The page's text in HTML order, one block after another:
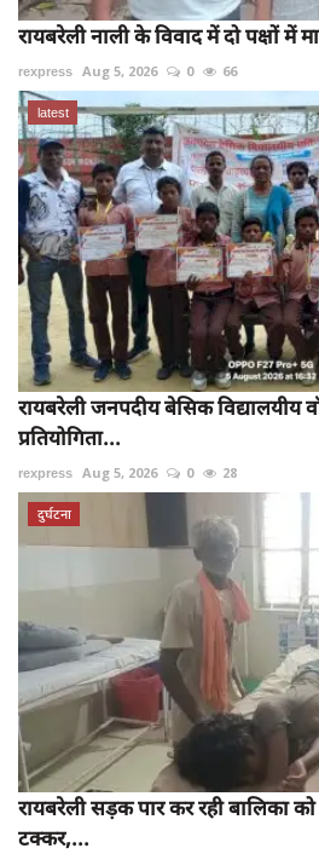
रायबरेली नाली के विवाद में दो पक्षों में
rexpress Aug 5, 2026 0 66
latest
रायबरेली जनपदीय बेसिक विद्यालयीय
प्रतियोगिता...
rexpress Aug 5, 2026 0 28
दुर्घटना
रायबरेली सड़क पार कर रही बालिका को
टक्कर,...